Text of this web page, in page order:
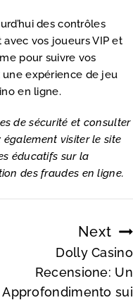
des contrôles
vos joueurs VIP et
pour suivre vos
une expérience de jeu
en ligne.
de sécurité et consulter
également visiter le site
éducatifs sur la
des fraudes en ligne.
Next
Dolly Casino
Recensione: Un
Approfondimento sui